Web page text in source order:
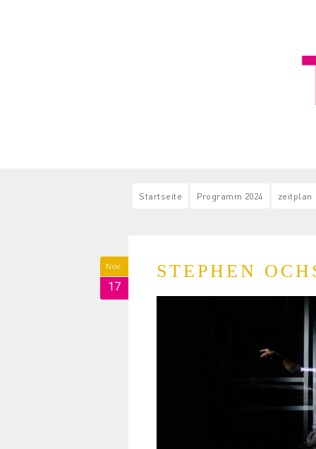
Startseite Programm 2024 zeitplan
Nov.
17
STEPHEN